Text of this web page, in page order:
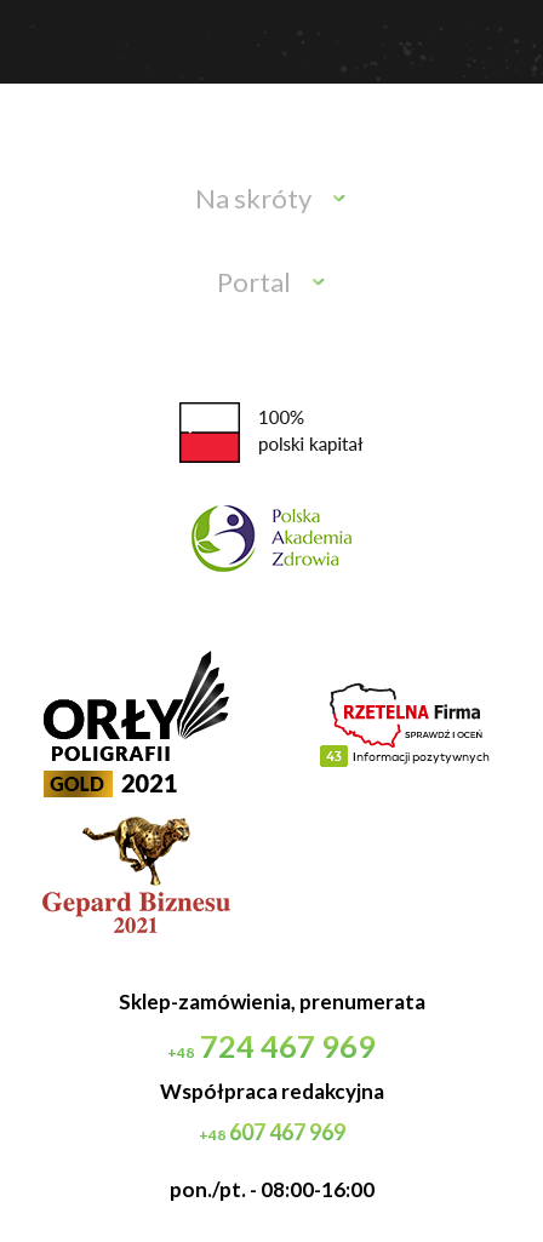
Na skróty
Portal
Sklep-zamówienia, prenumerata
+48 724 467 969
Współpraca redakcyjna
+48607 467 969
pon./pt. - 08:00-16:00